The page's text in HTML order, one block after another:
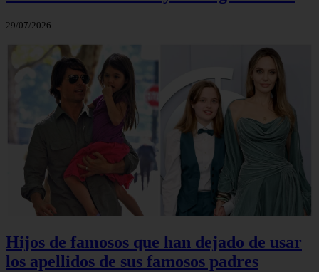
29/07/2026
Hijos de famosos que han dejado de usar
los apellidos de sus famosos padres